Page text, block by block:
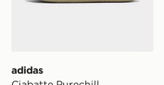
adidas